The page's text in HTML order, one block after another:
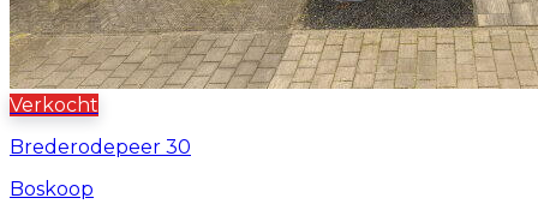
Verkocht
Brederodepeer 30
Boskoop